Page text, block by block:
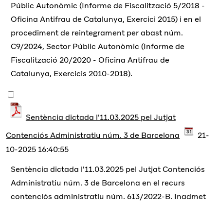
Públic Autonòmic (Informe de Fiscalització 5/2018 -
Oficina Antifrau de Catalunya, Exercici 2015) i en el
procediment de reintegrament per abast núm.
C9/2024, Sector Públic Autonòmic (Informe de
Fiscalització 20/2020 - Oficina Antifrau de
Catalunya, Exercicis 2010-2018).
Sentència dictada l'11.03.2025 pel Jutjat
Contenciós Administratiu núm. 3 de Barcelona
21-
10-2025 16:40:55
Sentència dictada l'11.03.2025 pel Jutjat Contenciós
Administratiu núm. 3 de Barcelona en el recurs
contenciós administratiu núm. 613/2022-B. Inadmet